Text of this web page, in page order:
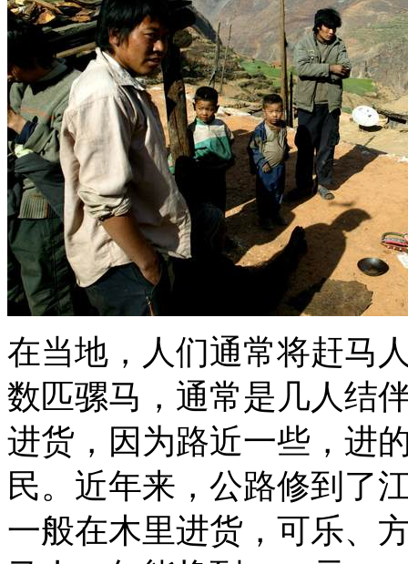
在当地，人们通常将赶马
数匹骡马，通常是几人结
进货，因为路近一些，进
民。近年来，公路修到了
一般在木里进货，可乐、